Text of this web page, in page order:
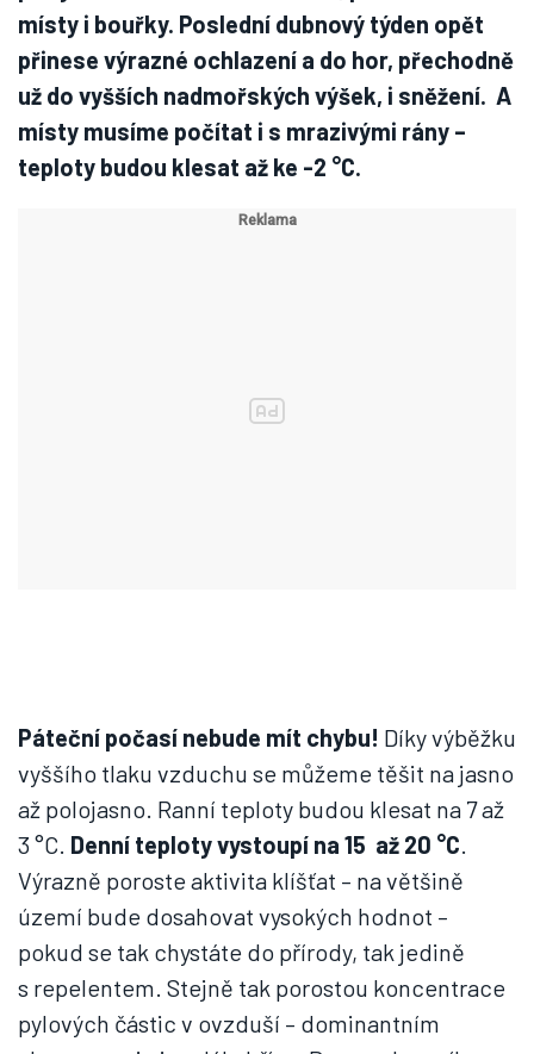
místy i bouřky. Poslední dubnový týden opět
přinese výrazné ochlazení a do hor, přechodně
už do vyšších nadmořských výšek, i sněžení. A
místy musíme počítat i s mrazivými rány –
teploty budou klesat až ke -2 °C.
Páteční počasí nebude mít chybu! Díky výběžku
vyššího tlaku vzduchu se můžeme těšit na jasno
až polojasno. Ranní teploty budou klesat na 7 až
3 °C. Denní teploty vystoupí na 15 až 20 °C.
Výrazně poroste aktivita klíšťat – na většině
území bude dosahovat vysokých hodnot –
pokud se tak chystáte do přírody, tak jedině
s repelentem. Stejně tak porostou koncentrace
pylových částic v ovzduší – dominantním